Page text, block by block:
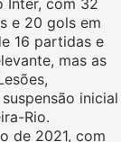
e 20 gols em
16 partidas e
mas as
inicial
Rio.
de 2021, com